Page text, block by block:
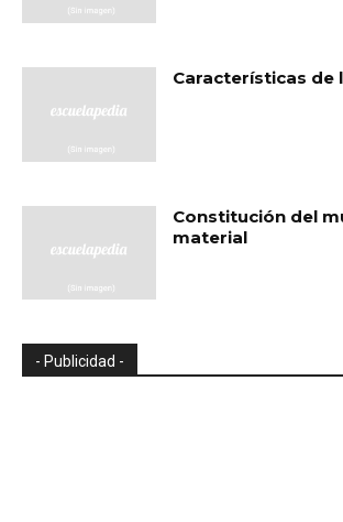
Características de
Constitución del
material
- Publicidad -